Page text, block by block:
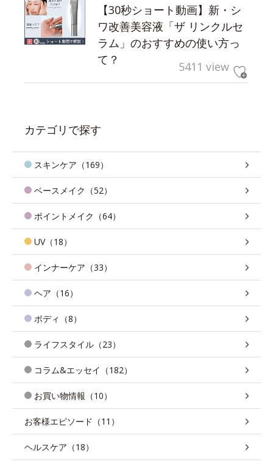
【30秒ショート動画】新・シ
ワ改善美容液「ザ リンクルセ
ラム」のおすすめの使い方っ
て？
5411 view
カテゴリで探す
スキンケア（169）
ベースメイク（52）
ポイントメイク（64）
UV（18）
インナーケア（33）
ヘア（16）
ボディ（8）
ライフスタイル（23）
コラム&エッセイ（182）
お買い物情報（10）
お客様エピソード（11）
ヘルスケア（18）